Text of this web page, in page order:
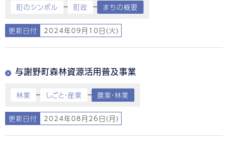
町のシンボル 町政 まちの概要
更新日付 2024年09月10日(火)
与謝野町森林資源活用普及事業
林業 しごと・産業 農業・林業
更新日付 2024年08月26日(月)